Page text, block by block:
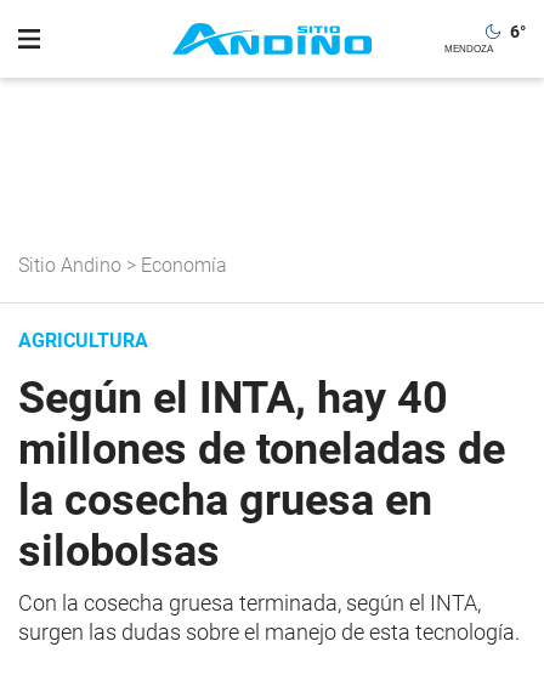
6°
Sitio Andino > Economía
AGRICULTURA
Según el INTA, hay 40
millones de toneladas de
la cosecha gruesa en
silobolsas
Con la cosecha gruesa terminada, según el INTA,
surgen las dudas sobre el manejo de esta tecnología.